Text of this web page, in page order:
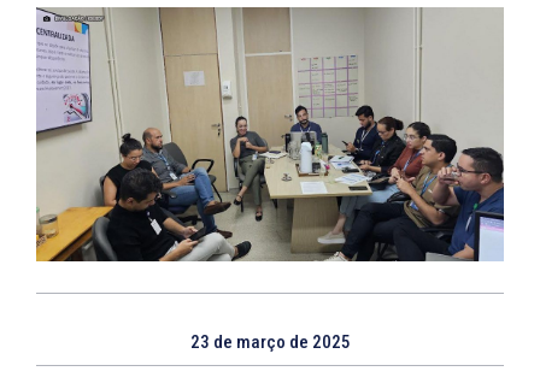
23 de março de 2025